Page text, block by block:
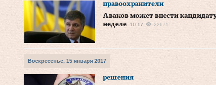
правоохранители
Аваков может внести
неделе
10:17 22671
Воскресенье, 15 января 2017
решения